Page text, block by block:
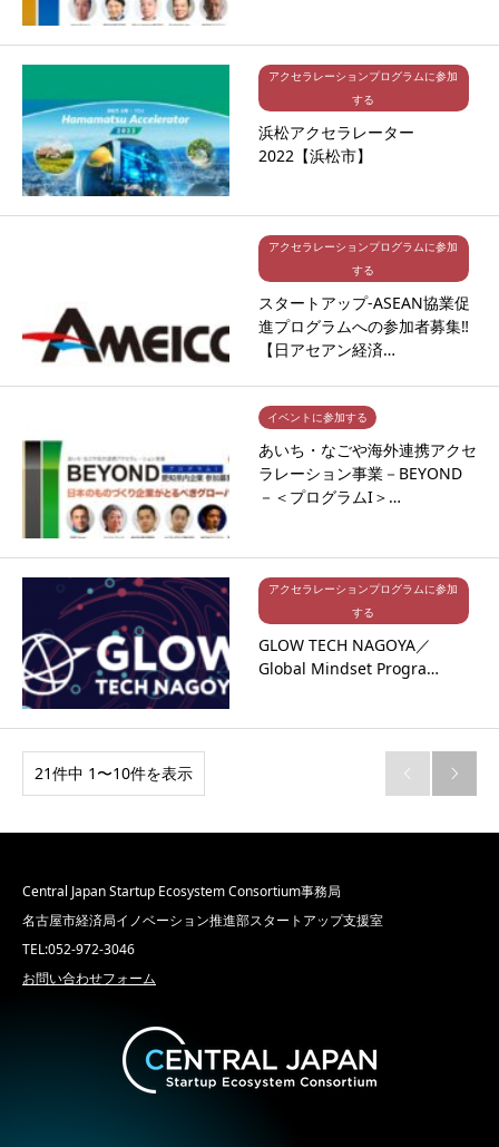
アクセラレーションプログラムに参加
する
浜松アクセラレーター
2022【浜松市】
アクセラレーションプログラムに参加
する
スタートアップ-ASEAN協業促
進プログラムへの参加者募集‼
【日アセアン経済…
イベントに参加する
あいち・なごや海外連携アクセ
ラレーション事業－BEYOND
－＜プログラムI＞…
アクセラレーションプログラムに参加
する
GLOW TECH NAGOYA／
Global Mindset Progra…
21件中 1〜10件を表示  
Central Japan Startup Ecosystem Consortium事務局
名古屋市経済局イノベーション推進部スタートアップ支援室
TEL:052-972-3046
お問い合わせフォーム